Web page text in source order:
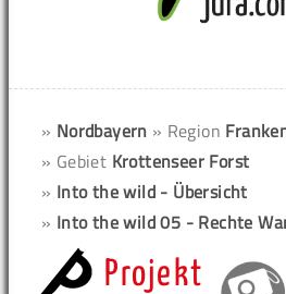
» Nordbayern » Region
» Gebiet Krottenseer Forst
» Into the wild - Übersicht
» Into the wild 05 - Rechte
Projekt